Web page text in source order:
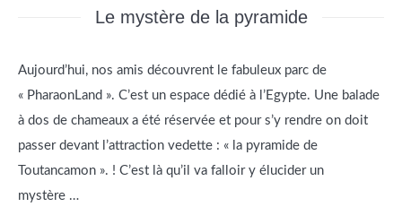
Le mystère de la pyramide
Aujourd’hui, nos amis découvrent le fabuleux parc de
« PharaonLand ». C’est un espace dédié à l’Egypte. Une balade
à dos de chameaux a été réservée et pour s’y rendre on doit
passer devant l’attraction vedette : « la pyramide de
Toutancamon ». ! C’est là qu’il va falloir y élucider un
mystère …